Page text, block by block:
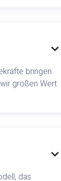

bringen
großen Wert

das